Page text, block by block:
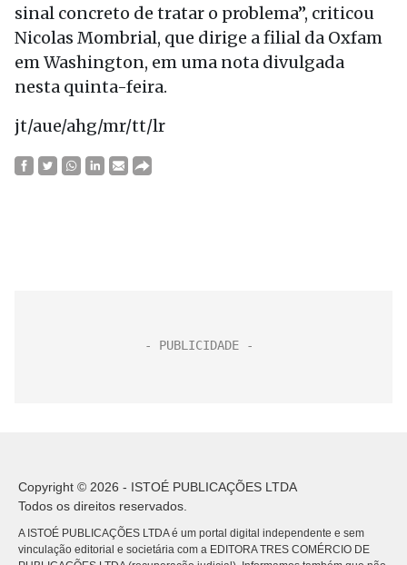
sinal concreto de tratar o problema”, criticou
Nicolas Mombrial, que dirige a filial da Oxfam
em Washington, em uma nota divulgada
nesta quinta-feira.
jt/aue/ahg/mr/tt/lr
Copyright © 2026 - ISTOÉ PUBLICAÇÕES LTDA
Todos os direitos reservados.
A ISTOÉ PUBLICAÇÕES LTDA é um portal digital independente e sem
vinculação editorial e societária com a EDITORA TRES COMÉRCIO DE